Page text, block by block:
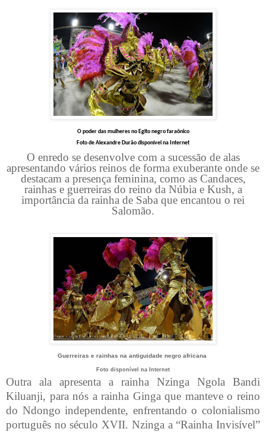
O poder das mulheres no Egito negro faraônico
Foto de Alexandre Durão disponível na Internet
O enredo se desenvolve com a sucessão de alas
apresentando vários reinos de forma exuberante onde se
destacam a presença feminina, como as Candaces,
rainhas e guerreiras do reino da Núbia e Kush, a
importância da rainha de Saba que encantou o rei
Salomão.
Guerreiras e rainhas na antiguidade negro africana
Foto disponível na Internet
Outra ala apresenta a rainha Nzinga Ngola Bandi
Kiluanji, para nós a rainha Ginga que manteve o reino
do Ndongo independente, enfrentando o colonialismo
português no século XVII. Nzinga a “Rainha Invisível”